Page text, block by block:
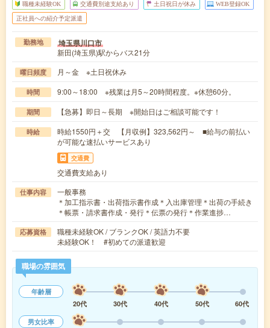
職種未経験OK 交通費別途支給あり 土日祝日が休み WEB登録OK
正社員への紹介予定派遣
勤務地 埼玉県川口市
新田(埼玉県)駅からバス21分
曜日頻度 月～金 ※土日祝休み
時間 9:00～18:00 ※残業は月5～20時間程度。※休憩60分。
期間 【急募】即日～長期 ※開始日はご相談可能です！
時給
時給1550円＋交 【月収例】323,562円～ ■給与の前払い
が可能な速払いサービスあり
交通費
交通費支給あり
仕事内容
一般事務
＊加工指示書・出荷指示書作成＊入出庫管理＊出荷の手続き
＊帳票・請求書作成・発行＊伝票の発行＊作業進捗…
応募資格
職種未経験OK / ブランクOK / 英語力不要
未経験OK！ #初めての派遣歓迎
職場の雰囲気
年齢層
20代
30代 40代 50代
60代
男女比率